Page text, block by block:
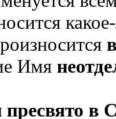
Имя
пресвято в